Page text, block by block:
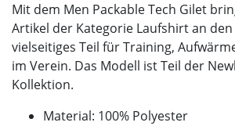
Mit dem Men Packable Tech Gilet
Artikel der Kategorie Laufshirt an den
vielseitiges Teil für Training,
im Verein. Das Modell ist Teil der
Kollektion.
Material: 100% Polyester